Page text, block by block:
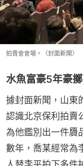
拍賣會會場。（封面新聞）
水魚富豪5年豪
據封面新聞，山東
認識北京保利拍賣
為他鑑別出一件贗
數年，喬某經常為